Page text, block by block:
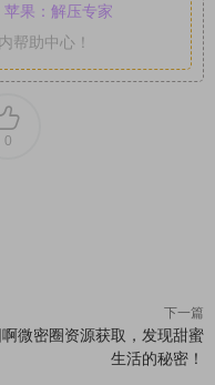
果：解压专家
帮助中心！
0
下一篇
微密圈资源获取，发现甜蜜
生活的秘密！